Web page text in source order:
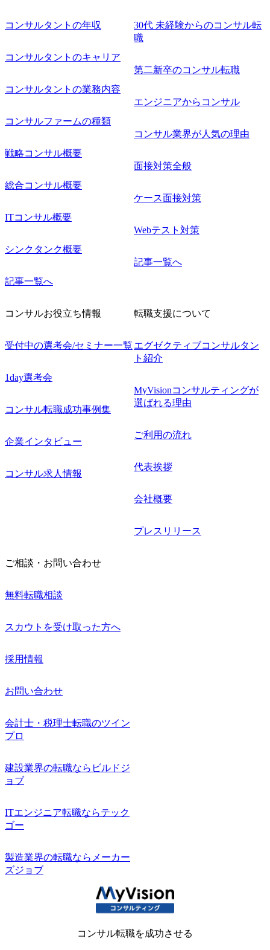
コンサルタントの年収
コンサルタントのキャリア
コンサルタントの業務内容
コンサルファームの種類
戦略コンサル概要
総合コンサル概要
ITコンサル概要
シンクタンク概要
記事一覧へ
30代 未経験からのコンサル転
職
第二新卒のコンサル転職
エンジニアからコンサル
コンサル業界が人気の理由
面接対策全般
ケース面接対策
Webテスト対策
記事一覧へ
コンサルお役立ち情報
受付中の選考会/セミナー一覧
1day選考会
コンサル転職成功事例集
企業インタビュー
コンサル求人情報
転職支援について
エグゼクティブコンサルタン
ト紹介
MyVisionコンサルティングが
選ばれる理由
ご利用の流れ
代表挨拶
会社概要
プレスリリース
ご相談・お問い合わせ
無料転職相談
スカウトを受け取った方へ
採用情報
お問い合わせ
会計士・税理士転職のツイン
プロ
建設業界の転職ならビルドジ
ョブ
ITエンジニア転職ならテック
ゴー
製造業界の転職ならメーカー
ズジョブ
コンサル転職を成功させる